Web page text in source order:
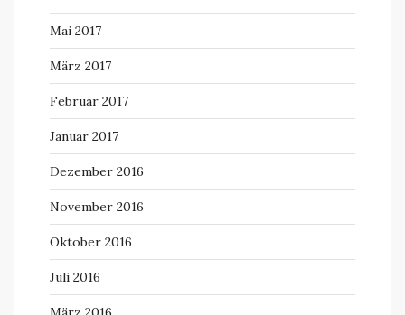
Mai 2017
März 2017
Februar 2017
Januar 2017
Dezember 2016
November 2016
Oktober 2016
Juli 2016